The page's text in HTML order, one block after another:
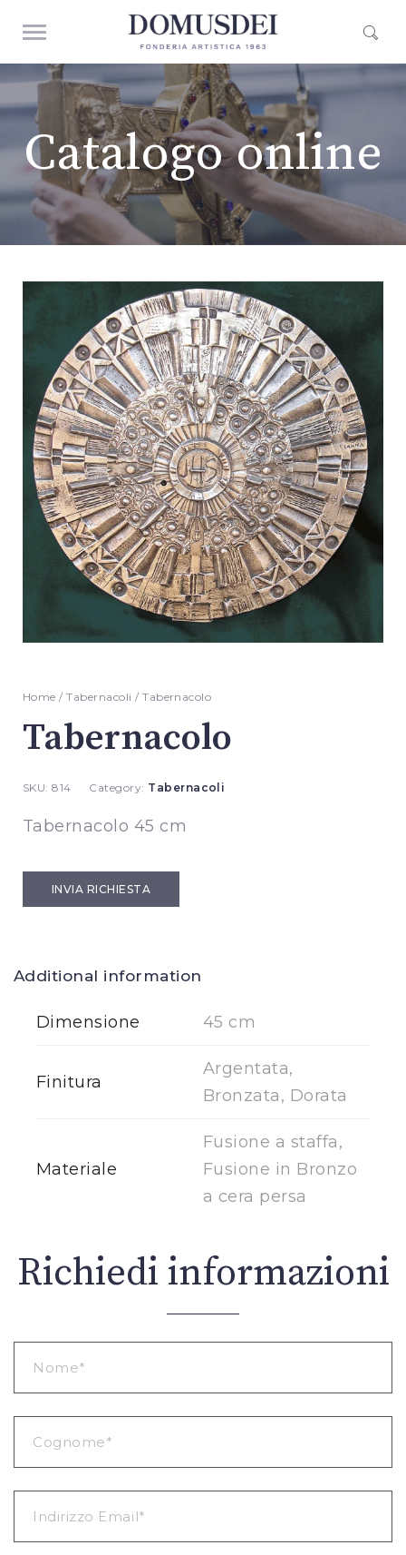
Catalogo online
Home /Tabernacoli / Tabernacolo
Tabernacolo
SKU:814 Category: Tabernacoli
Tabernacolo 45 cm
INVIA RICHIESTA
Additional information
Dimensione 45 cm
Finitura
Argentata,
Bronzata, Dorata
Materiale
Fusione a staffa,
Fusione in Bronzo
a cera persa
Richiedi informazioni